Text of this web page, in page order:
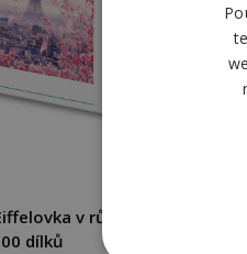
v růžovém
dílků